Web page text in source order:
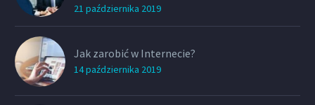
21 października 2019
Jak zarobić w Internecie?
14 października 2019